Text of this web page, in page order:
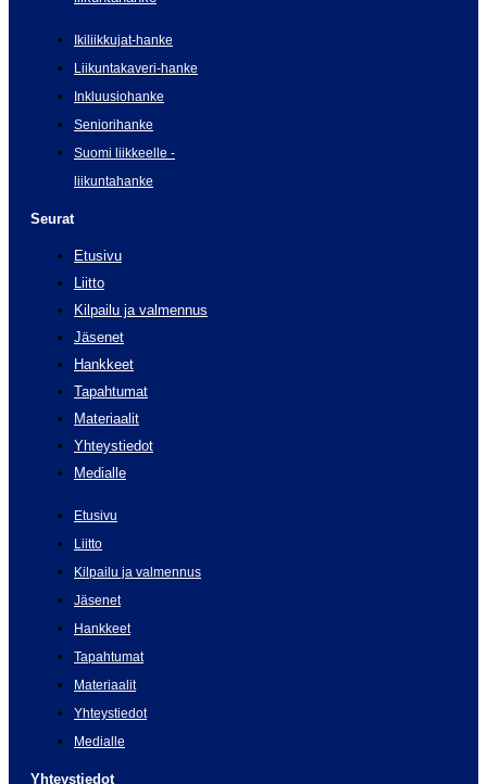
Ikiliikkujat-hanke
Liikuntakaveri-hanke
Inkluusiohanke
Seniorihanke
Suomi liikkeelle -
liikuntahanke
Seurat
Etusivu
Liitto
Kilpailu ja valmennus
Jäsenet
Hankkeet
Tapahtumat
Materiaalit
Yhteystiedot
Medialle
Etusivu
Liitto
Kilpailu ja valmennus
Jäsenet
Hankkeet
Tapahtumat
Materiaalit
Yhteystiedot
Medialle
Yhteystiedot